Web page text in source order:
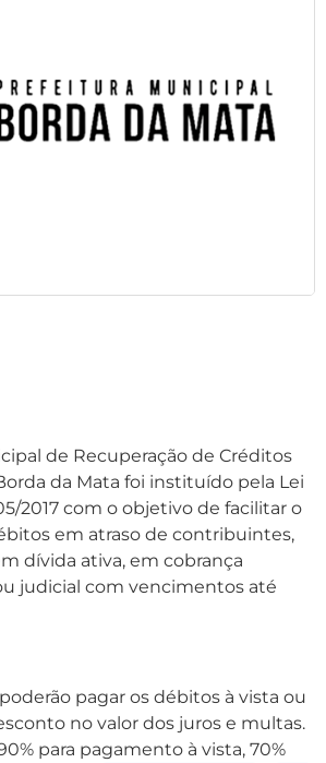
de Recuperação de Créditos
da Mata foi instituído pela Lei
2017 com o objetivo de facilitar o
em atraso de contribuintes,
dívida ativa, em cobrança
judicial com vencimentos até
pagar os débitos à vista ou
no valor dos juros e multas.
para pagamento à vista, 70%